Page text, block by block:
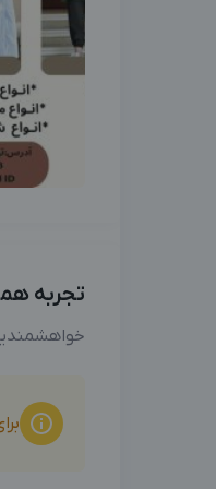
تجربه